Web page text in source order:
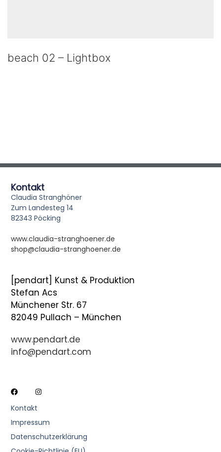
beach 02 – Lightbox
Kontakt
Claudia Stranghöner
Zum Landesteg 14
82343 Pöcking
www.claudia-stranghoener.de
shop@claudia-stranghoener.de
[pendart] Kunst & Produktion
Stefan Acs
Münchener Str. 67
82049 Pullach – München
www.pendart.de
info@pendart.com
Kontakt
Impressum
Datenschutzerklärung